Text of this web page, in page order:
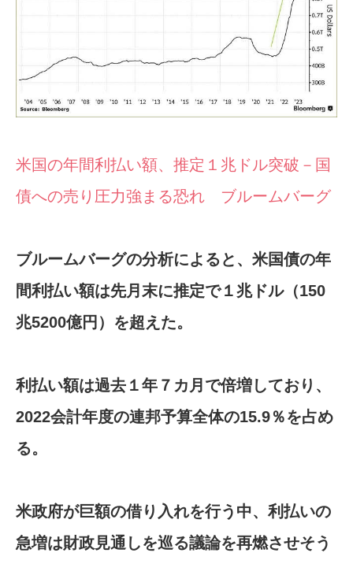
米国の年間利払い額、推定１兆ドル突破－国
債への売り圧力強まる恐れ ブルームバーグ
ブルームバーグの分析によると、米国債の年
間利払い額は先月末に推定で１兆ドル（150
兆5200億円）を超えた。
利払い額は過去１年７カ月で倍増しており、
2022会計年度の連邦予算全体の15.9％を占め
る。
米政府が巨額の借り入れを行う中、利払いの
急増は財政見通しを巡る議論を再燃させそう